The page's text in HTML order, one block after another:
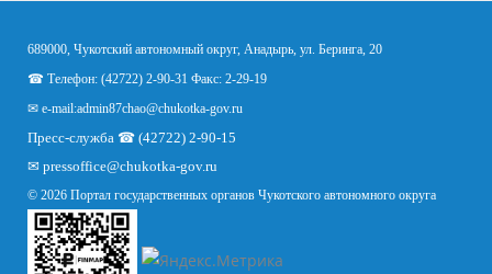
689000, Чукотский автономный округ, Анадырь, ул. Беринга, 20
☎ Телефон: (42722) 2-90-31 Факс: 2-29-19
✉ e-mail:admin87chao@chukotka-gov.ru
Пресс-служба ☎ (42722) 2-90-15
✉ pressoffice@chukotka-gov.ru
© 2026 Портал государственных органов Чукотского автономного округа